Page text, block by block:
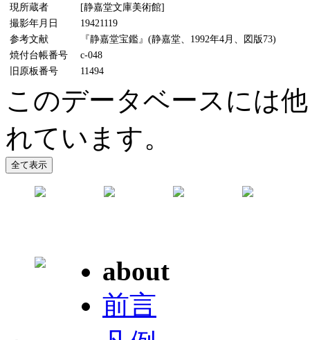
現所蔵者
[静嘉堂文庫美術館]
撮影年月日
19421119
参考文献
『静嘉堂宝鑑』(静嘉堂、1992年4月、図版73)
焼付台帳番号
c-048
旧原板番号
11494
このデータベースには
れています。
about
前言